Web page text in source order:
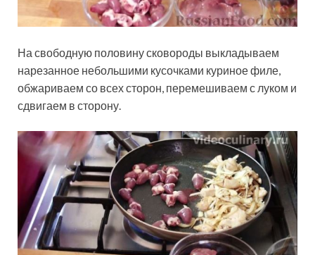
На свободную половину сковороды выкладываем
нарезанное небольшими кусочками куриное филе,
обжариваем со всех сторон, перемешиваем с луком и
сдвигаем в сторону.